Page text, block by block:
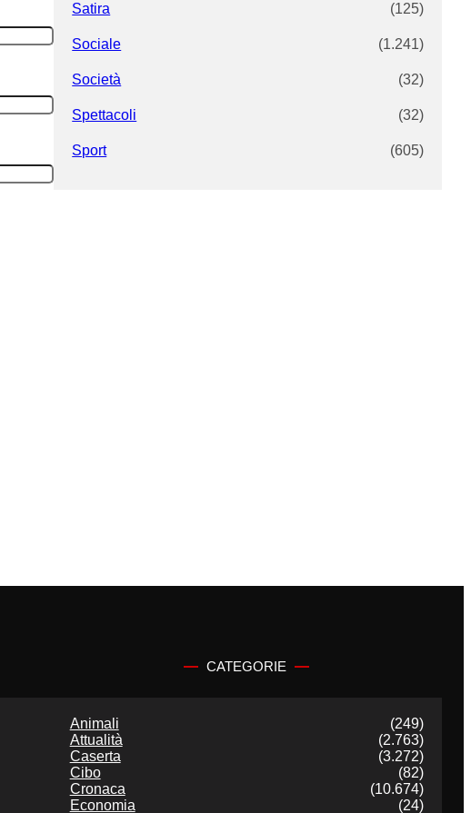
Satira (125)
Sociale (1.241)
Società (32)
Spettacoli (32)
Sport (605)
CATEGORIE
Animali
(249)
Attualità
(2.763)
Caserta
(3.272)
Cibo
(82)
Cronaca
(10.674)
Economia
(24)